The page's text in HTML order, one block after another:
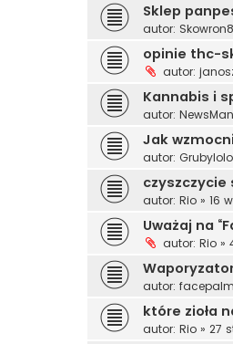
Sklep
autor:
opinie thc-
autor:
Kannabis i
autor: NewsMan
Jak
autor: Grubylolo
czyszczycie
autor: Rio » 16
Uważaj na
autor: Rio »
autor: facepalm
które zioła
autor: Rio » 27